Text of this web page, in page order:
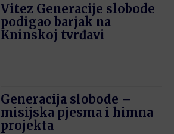
Vitez Generacije slobode
podigao barjak na
Kninskoj tvrđavi
Generacija slobode –
misijska pjesma i himna
projekta